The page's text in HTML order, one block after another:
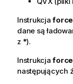
Instrukcjaforce
dane są
z *).
Instrukcjaforce
następujących